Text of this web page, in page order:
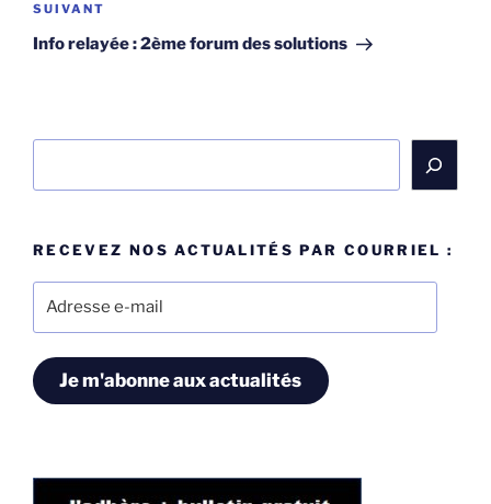
Article
suivant
SUIVANT
Info relayée : 2ème forum des solutions
RECEVEZ NOS ACTUALITÉS PAR COURRIEL :
Je m'abonne aux actualités